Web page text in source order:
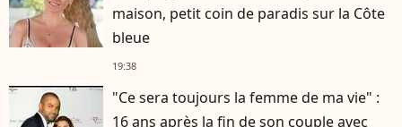
maison, petit coin de paradis sur la Côte
bleue
19:38
"Ce sera toujours la femme de ma vie" :
16 ans après la fin de son couple avec